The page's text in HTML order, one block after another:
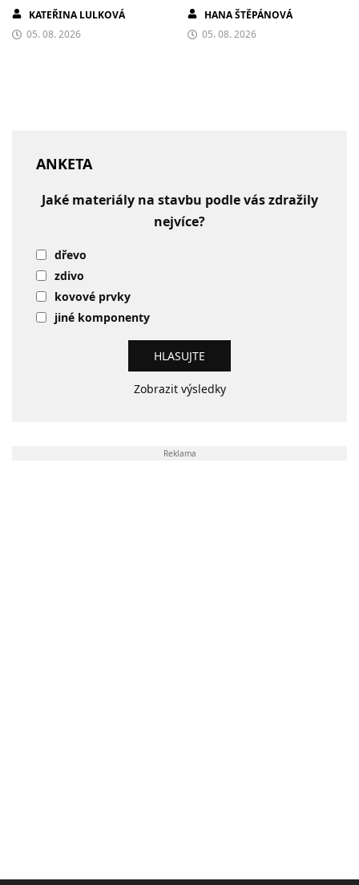
KATEŘINA LULKOVÁ
05. 08. 2026
HANA ŠTĚPÁNOVÁ
05. 08. 2026
ANKETA
Jaké materiály na stavbu podle vás zdražily
nejvíce?
dřevo
zdivo
kovové prvky
jiné komponenty
Zobrazit výsledky
Reklama